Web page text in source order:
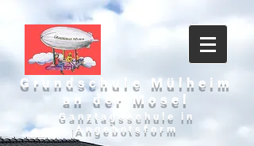
Grundschule Mülheim
an der Mosel
Ganztagsschule in
Angebotsform